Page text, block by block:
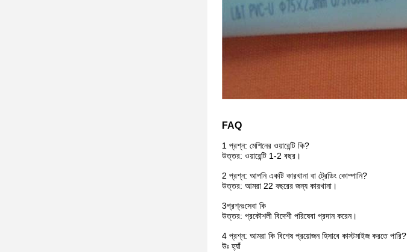
FAQ
1 প্রশ্ন: মেশিনের ওয়ারেন্টি কি?
উত্তর: ওয়ারেন্টি 1-2 বছর।
2 প্রশ্ন: আপনি একটি কারখানা বা ট্রেডিং কোম্পানি?
উত্তর: আমরা 22 বছরের জন্য কারখানা।
3প্রশ্নঃসেবা কি
উত্তর: প্রকৌশলী বিদেশী পরিষেবা প্রদান করেন।
4 প্রশ্ন: আমরা কি বিশেষ প্রয়োজন হিসাবে কাস্টমাইজ করতে পারি?
উঃ হ্যাঁ